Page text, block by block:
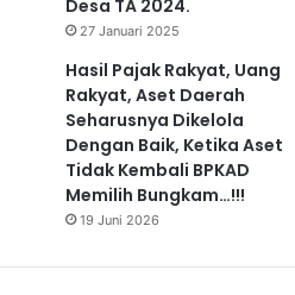
Desa TA 2024.
27 Januari 2025
Hasil Pajak Rakyat, Uang
Rakyat, Aset Daerah
Seharusnya Dikelola
Dengan Baik, Ketika Aset
Tidak Kembali BPKAD
Memilih Bungkam…!!!
19 Juni 2026